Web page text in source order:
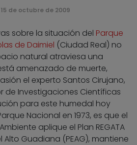
15 de octubre de 2009
sobre la situación del Parque
de Daimiel (Ciudad Real) no
natural atraviesa una
amenazado de muerte,
el experto Santos Cirujano,
de Investigaciones Científicas
para este humedal hoy
Nacional en 1973, es que el
aplique el Plan REGATA
Alto Guadiana (PEAG), mantiene